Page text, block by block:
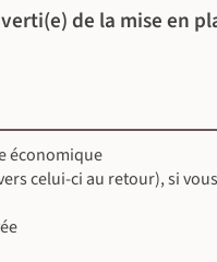
de la mise en
économique
celui-ci au retour), si